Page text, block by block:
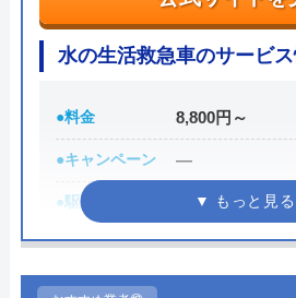
創業21年の中で累計100万件以
っており、豊富な経験に基づく
公式サイトを
0120-579-
水の生活救急車のサービ
●料金 8,800円～
●キャンペーン ―
●駆けつけ時間 最短30分
●受付時間 8:00-22:00
●定休日